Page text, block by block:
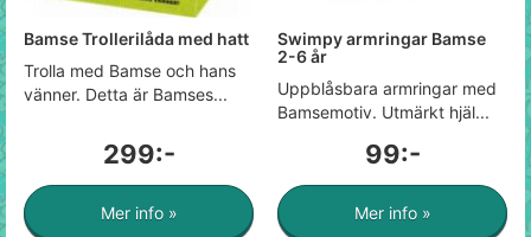
Bamse Trollerilåda med hatt
Trolla med Bamse och hans
vänner. Detta är Bamses...
299:-
Mer info »
Swimpy armringar Bamse
2-6 år
Uppblåsbara armringar med
Bamsemotiv. Utmärkt hjäl...
99:-
Mer info »